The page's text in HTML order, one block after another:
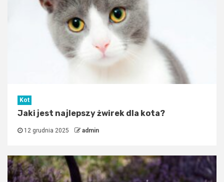
Kot
Jaki jest najlepszy żwirek dla kota?
12 grudnia 2025 admin